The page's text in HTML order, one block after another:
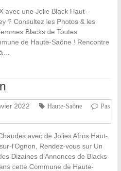
avec une Jolie Black Haut-
? Consultez les Photos & les
Blacks de Toutes
de Haute-Saône ! Rencontre
2022 Haute-Saône
Pas
avec de Jolies Afros Haut-
l’Ognon, Rendez-vous sur Un
Dizaines d’Annonces de Blacks
cette Commune de Haute-